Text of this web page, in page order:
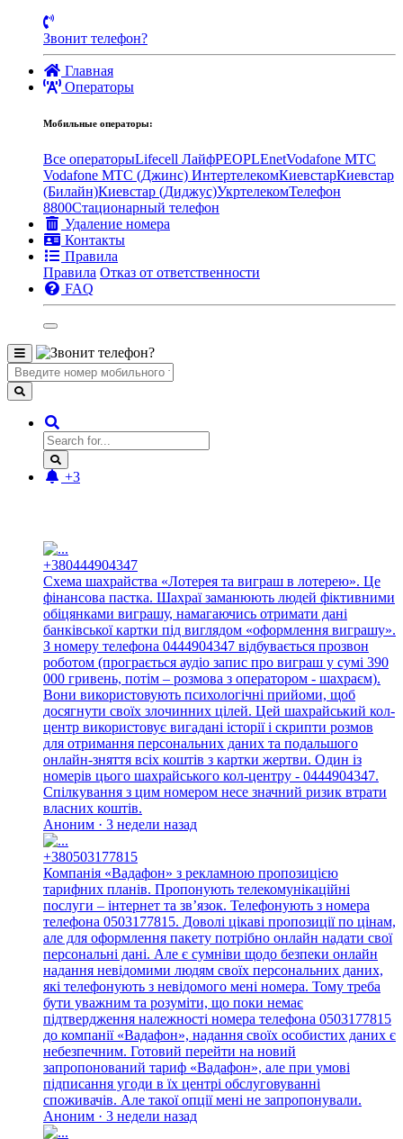
Звонит телефон?
Главная
Операторы
Мобильные операторы:
Все операторыLifecell ЛайфPEOPLEnetVodafone MTC
Vodafone МТС (Джинс) ИнтертелекомКиевстарКиевстар
(Билайн)Киевстар (Диджус)УкртелекомТелефон
8800Стационарный телефон
Удаление номера
Контакты
Правила
Правила Отказ от ответственности
FAQ
+3
+380444904347
Схема шахрайства «Лотерея та виграш в лотерею». Це
фінансова пастка. Шахраї заманюють людей фіктивними
обіцянками виграшу, намагаючись отримати дані
банківської картки під виглядом «оформлення виграшу».
З номеру телефона 0444904347 відбувається прозвон
роботом (програється аудіо запис про виграш у сумі 390
000 гривень, потім – розмова з оператором - шахраєм).
Вони використовують психологічні прийоми, щоб
досягнути своїх злочинних цілей. Цей шахрайський кол-
центр використовує вигадані історії і скрипти розмов
для отримання персональних даних та подальшого
онлайн-зняття всіх коштів з картки жертви. Один із
номерів цього шахрайського кол-центру - 0444904347.
Спілкування з цим номером несе значний ризик втрати
власних коштів.
Аноним · 3 недели назад
+380503177815
Компанія «Вадафон» з рекламною пропозицією
тарифних планів. Пропонують телекомунікаційні
послуги – інтернет та зв’язок. Телефонують з номера
телефона 0503177815. Доволі цікаві пропозиції по цінам,
але для оформлення пакету потрібно онлайн надати свої
персональні дані. Але є сумніви щодо безпеки онлайн
надання невідомими людям своїх персональних даних,
які телефонують з невідомого мені номера. Тому треба
бути уважним та розуміти, що поки немає
підтвердження належності номера телефона 0503177815
до компанії «Вадафон», надання своїх особистих даних є
небезпечним. Готовий перейти на новий
запропонований тариф «Вадафон», але при умові
підписання угоди в їх центрі обслуговуванні
споживачів. Але такої опції мені не запропонували.
Аноним · 3 недели назад